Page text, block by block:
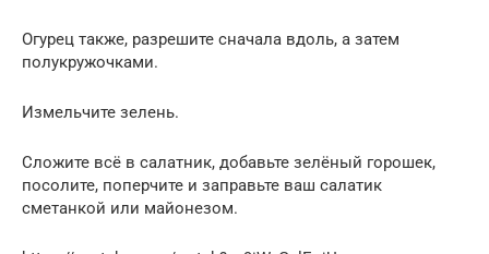
Огурец также, разрешите сначала вдоль, а затем
полукружочками.
Измельчите зелень.
Сложите всё в салатник, добавьте зелёный горошек,
посолите, поперчите и заправьте ваш салатик
сметанкой или майонезом.